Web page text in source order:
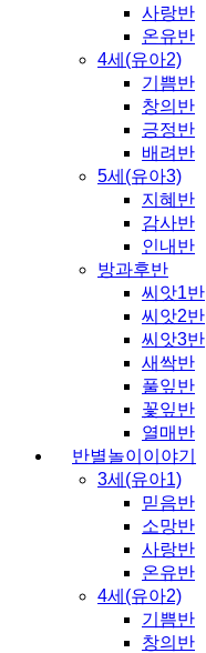
사랑반
온유반
4세(유아2)
기쁨반
창의반
긍정반
배려반
5세(유아3)
지혜반
감사반
인내반
방과후반
씨앗1반
씨앗2반
씨앗3반
새싹반
풀잎반
꽃잎반
열매반
반별놀이이야기
3세(유아1)
믿음반
소망반
사랑반
온유반
4세(유아2)
기쁨반
창의반